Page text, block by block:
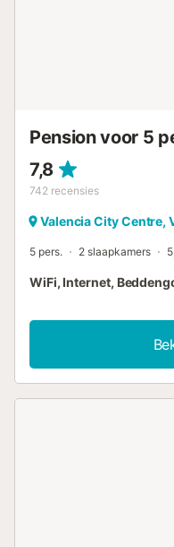
Pension voor 5
7,8
742 recensies
Valencia City Centre,
5 pers. 2 slaapkamers
WiFi, Internet,